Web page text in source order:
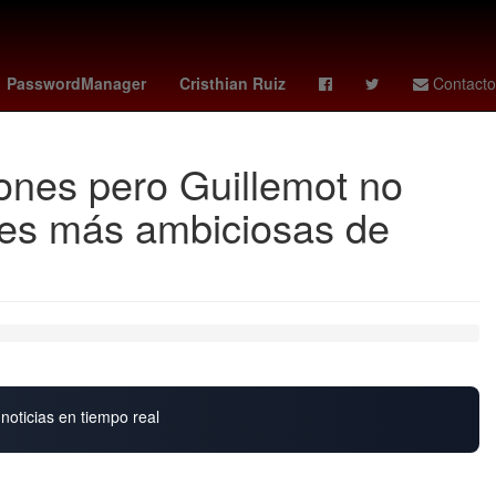
PasswordManager Cristhian Ruiz Contacto
la República Desalojo México Chihuahua
pero Guillemot no
más ambiciosas de
en tiempo real